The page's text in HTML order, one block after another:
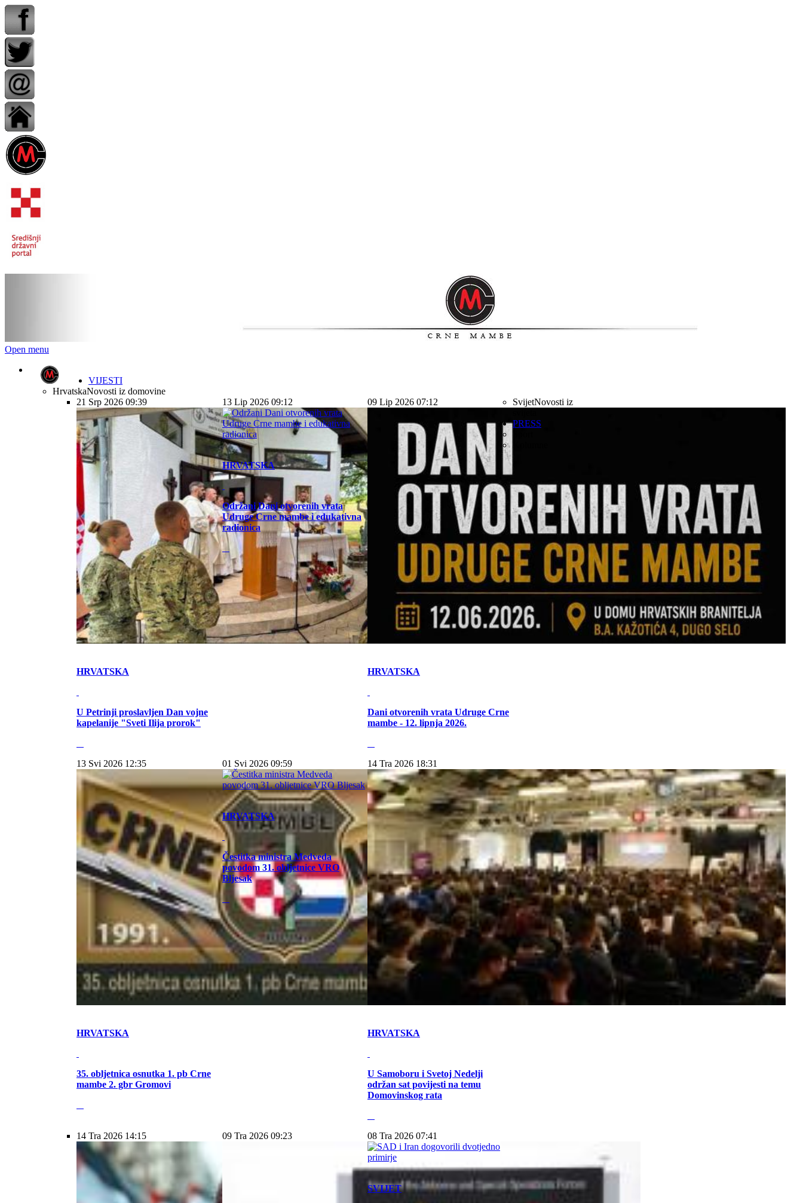
Open menu
VIJESTI
HrvatskaNovosti iz domovine
21 Srp 2026 09:39
HRVATSKA
U Petrinji proslavljen Dan vojne
kapelanije "Sveti Ilija prorok"
13 Lip 2026 09:12
HRVATSKA
Održani Dani otvorenih vrata
Udruge Crne mambe i edukativna
radionica
09 Lip 2026 07:12
HRVATSKA
Dani otvorenih vrata Udruge Crne
mambe - 12. lipnja 2026.
13 Svi 2026 12:35
HRVATSKA
35. obljetnica osnutka 1. pb Crne
mambe 2. gbr Gromovi
01 Svi 2026 09:59
HRVATSKA
Čestitka ministra Medveda
povodom 31. obljetnice VRO
Bljesak
14 Tra 2026 18:31
HRVATSKA
U Samoboru i Svetoj Nedelji
održan sat povijesti na temu
Domovinskog rata
SvijetNovosti iz
14 Tra 2026 14:15 09 Tra 2026 09:23 08 Tra 2026 07:41
SVIJET
PRESS